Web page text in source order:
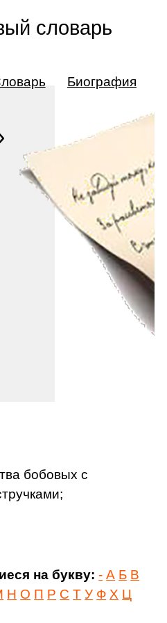
бобовых с
на букву: - А Б В
Н О П Р С Т У Ф Х Ц
словарь
Биография